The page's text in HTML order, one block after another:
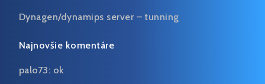
Dynagen/dynamips server – tunning
Najnovšie komentáre
palo73: ok